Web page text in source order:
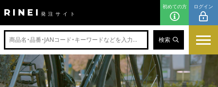
RINEI 発注サイト
初めての方 ログイン
検索